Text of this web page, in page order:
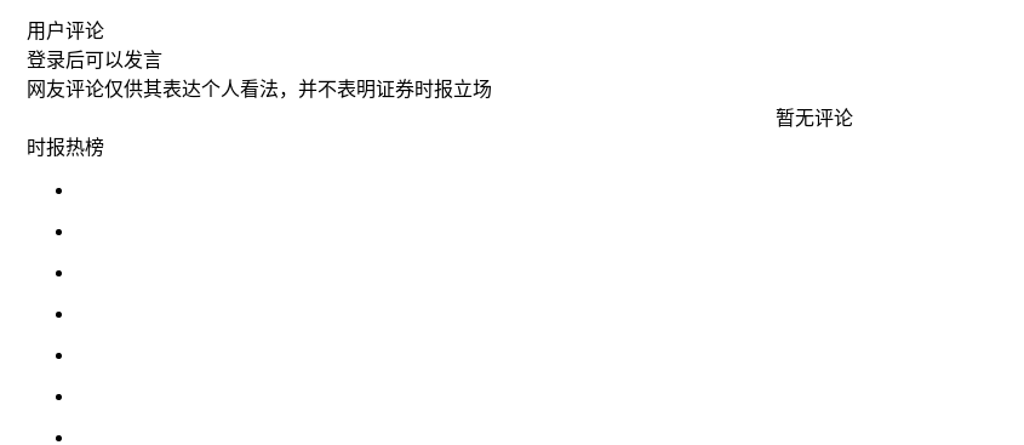
用户评论
登录后可以发言
网友评论仅供其表达个人看法，并不表明证券时报立场
暂无评论
时报热榜